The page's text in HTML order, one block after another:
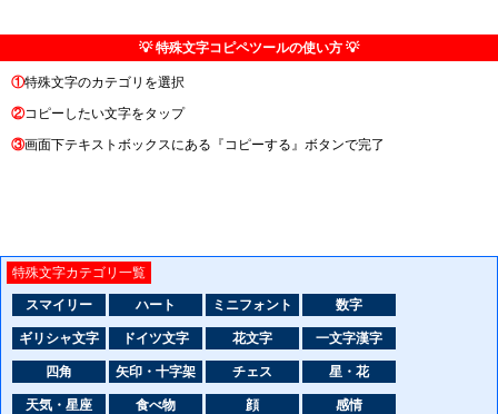
💡 特殊文字コピペツールの使い方 💡
①特殊文字のカテゴリを選択
②コピーしたい文字をタップ
③画面下テキストボックスにある『コピーする』ボタンで完了
特殊文字カテゴリ一覧
スマイリー ハート ミニフォント 数字
ギリシャ文字 ドイツ文字 花文字 一文字漢字
四角 矢印・十字架 チェス 星・花
天気・星座 食べ物 顔 感情